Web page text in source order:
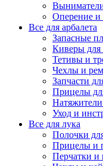
Оперение и
Все для арбалета
Запасные
Киверы для
Тетивы и
Чехлы и
Запчасти
Прицелы
Натяжители
Уход и
Все для лука
Полочки
Прицелы и
Перчатки и